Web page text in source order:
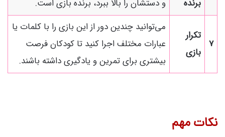
برنده
و دستشان را بالا ببرد، برنده بازی است.
7
تکرار
بازی
می‌توانید چندین دور از این بازی را با کلمات یا
عبارات مختلف اجرا کنید تا کودکان فرصت
بیشتری برای تمرین و یادگیری داشته باشند.
نکات مهم